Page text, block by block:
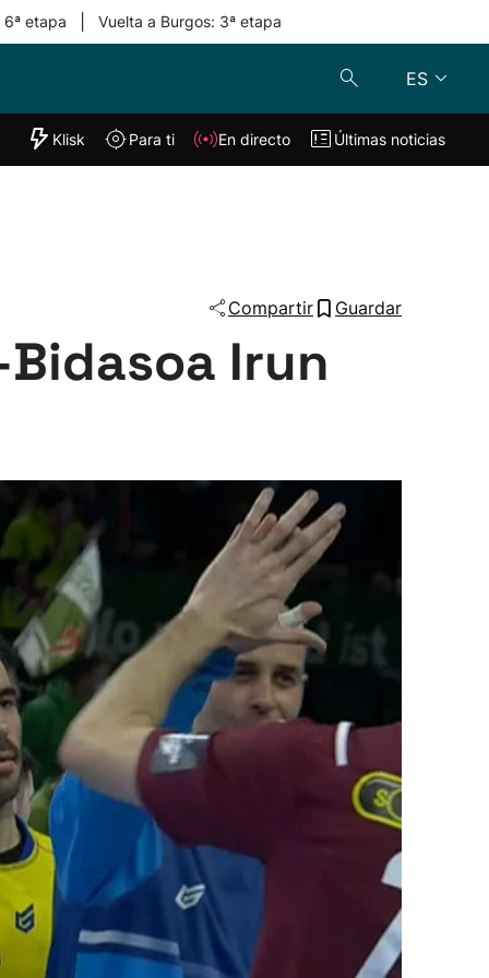
6ª etapa Vuelta a Burgos: 3ª etapa
ES
"Helmuga"
Klisk En directo
Klisk Para ti En directo Últimas noticias
Compartir Guardar
Irun